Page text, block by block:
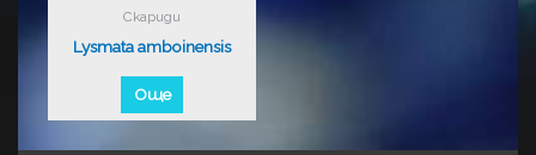
Скариди
Lysmata amboinensis
Още